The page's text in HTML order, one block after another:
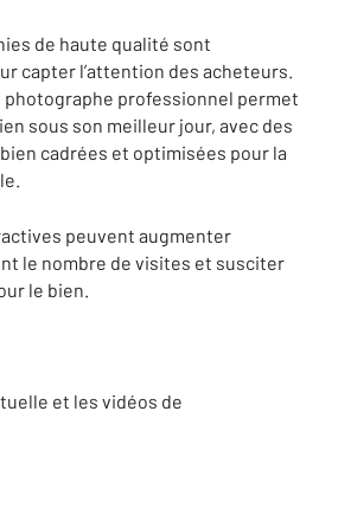
de haute qualité sont
capter l’attention des acheteurs.
photographe professionnel permet
sous son meilleur jour, avec des
cadrées et optimisées pour la
peuvent augmenter
le nombre de visites et susciter
le bien.
et les vidéos de